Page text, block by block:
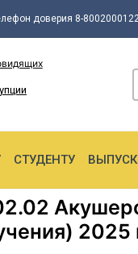
доверия 8-
СТУДЕНТУ
2025